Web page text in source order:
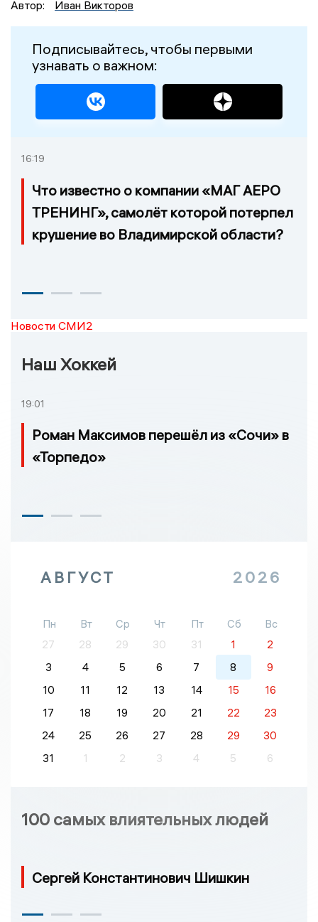
Автор:
Иван Викторов
Подписывайтесь, чтобы первыми
узнавать о важном:
16:19
Что известно о компании «МАГ АЕРО
ТРЕНИНГ», самолёт которой потерпел
крушение во Владимирской области?
Новости СМИ2
Наш Хоккей
19:01
Роман Максимов перешёл из «Сочи» в
«Торпедо»
АВГУСТ 2026
Пн Вт Ср Чт Пт Сб
Вс
27
28 29 30 31 1
2
3
4 5 6 7 8
9
10
11 12 13 14 15
16
17
18 19 20 21 22
23
24
25 26 27 28 29
30
31
1 2 3 4 5 6
100 самых влиятельных людей
Сергей Константинович Шишкин